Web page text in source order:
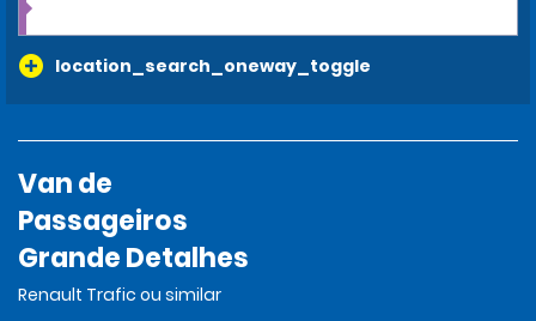
location_search_oneway_toggle
Van de
Passageiros
Grande Detalhes
Renault Trafic ou similar